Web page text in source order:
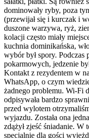
dominowały ryby, poza
(przewijał się i kurczak i
duszone warzywa, ryż,
kolacji często miały
kuchnia dominikańska,
wybór był spory.
pokarmowych, jedzenie
Kontakt z rezydentem w
WhatsApp, o czym
żadnego problemu. Wi-Fi
odpisywała bardzo
przed wylotem
wyjazdu. Została ona
zdążył zjeść śniadanie. W
specjalnie dla gości